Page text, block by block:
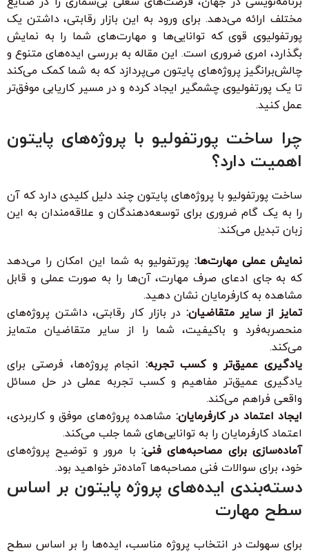
مختلف ارائه می‌دهد. برای ورود به این بازار رقابتی، داشتن یک
پورتفولیوی قوی که توانایی‌ها و مهارت‌های شما را به نمایش
بگذارد، امری ضروری است. این مقاله به بررسی ایده‌های متنوع و
چالش‌برانگیز پروژه‌های پایتون می‌پردازد که به شما کمک می‌کند
تا یک پورتفولیوی چشمگیر ایجاد کرده و در مسیر کاریابی موفق‌تر
عمل کنید.
چرا ساخت پورتفولیو با پروژه‌های پایتون
اهمیت دارد؟
ساخت پورتفولیو با پروژه‌های پایتون چند دلیل کلیدی دارد که آن
را به یک گام ضروری برای توسعه‌دهندگان و علاقه‌مندان به این
زبان تبدیل می‌کند:
نمایش عملی مهارت‌ها: پورتفولیو به شما این امکان را می‌دهد
که به جای ادعای صرف مهارت، آن‌ها را به صورت عملی و قابل
مشاهده به کارفرمایان نشان دهید.
تمایز از سایر متقاضیان: در بازار کار رقابتی، داشتن پروژه‌های
منحصربه‌فرد و باکیفیت، شما را از سایر متقاضیان متمایز
می‌کند.
یادگیری عمیق‌تر و کسب تجربه: انجام پروژه‌ها، فرصتی برای
یادگیری عمیق‌تر مفاهیم و کسب تجربه عملی در حل مسائل
واقعی فراهم می‌کند.
ایجاد اعتماد در کارفرمایان: مشاهده پروژه‌های موفق و کاربردی،
اعتماد کارفرمایان را به توانایی‌های شما جلب می‌کند.
آماده‌سازی برای مصاحبه‌های فنی: با مرور و توضیح پروژه‌های
خود، برای سوالات فنی مصاحبه‌ها آماده‌تر خواهید بود.
دسته‌بندی ایده‌های پروژه پایتون بر اساس
سطح مهارت
برای سهولت در انتخاب پروژه مناسب، ایده‌ها را بر اساس سطح